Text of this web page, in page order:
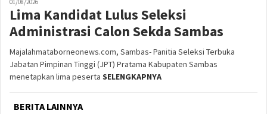
01/08/2026
Lima Kandidat Lulus Seleksi
Administrasi Calon Sekda Sambas
Majalahmataborneonews.com, Sambas- Panitia Seleksi Terbuka
Jabatan Pimpinan Tinggi (JPT) Pratama Kabupaten Sambas
menetapkan lima peserta SELENGKAPNYA
BERITA LAINNYA